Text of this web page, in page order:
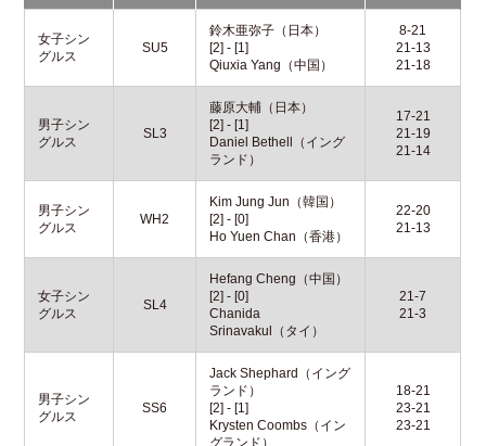
女子シン
グルス
SU5
鈴木亜弥子（日本）
[2] - [1]
Qiuxia Yang（中国）
8-21
21-13
21-18
男子シン
グルス
SL3
藤原大輔（日本）
[2] - [1]
Daniel Bethell（イング
ランド）
17-21
21-19
21-14
男子シン
グルス
WH2
Kim Jung Jun（韓国）
[2] - [0]
Ho Yuen Chan（香港）
22-20
21-13
女子シン
グルス
SL4
Hefang Cheng（中国）
[2] - [0]
Chanida
Srinavakul（タイ）
21-7
21-3
男子シン
グルス
SS6
Jack Shephard（イング
ランド）
[2] - [1]
Krysten Coombs（イン
グランド）
18-21
23-21
23-21